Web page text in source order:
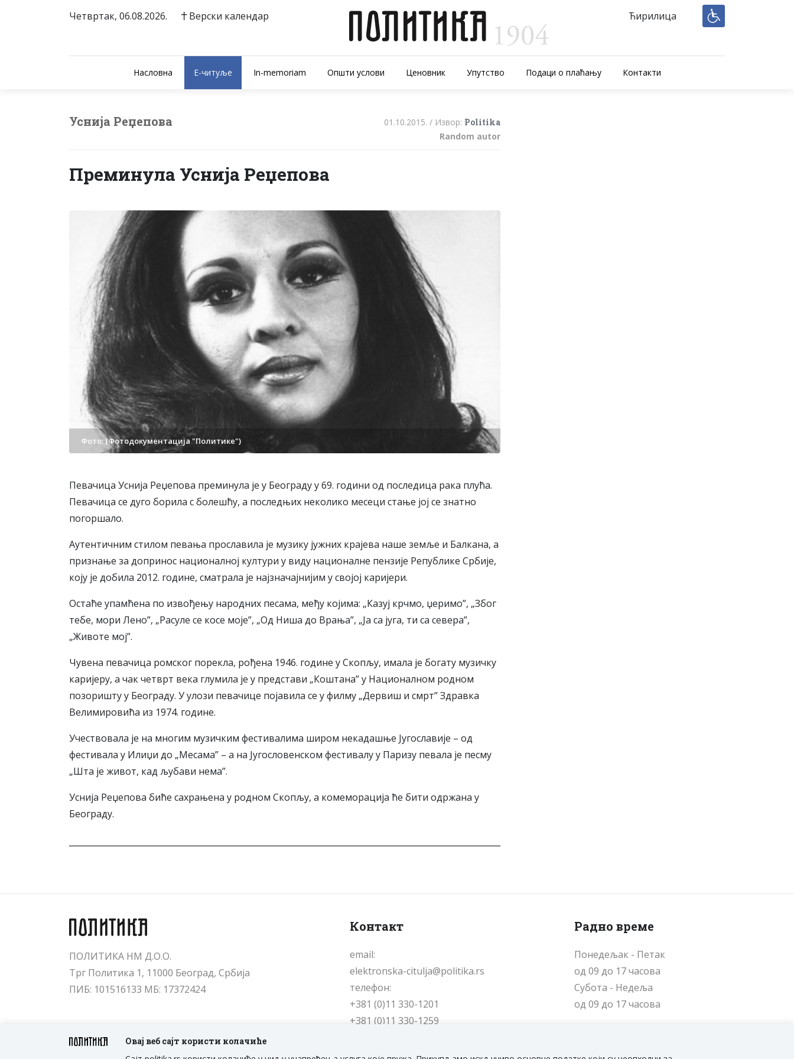
Четвртак, 06.08.2026. Верски календар Ћирилица
Насловна E-читуље In-memoriam Општи услови Ценовник Упутство Подаци о плаћању Контакти
Овај веб сајт користи колачиће
Уснија Реџепова 01.10.2015. / Извор: Politika
Random autor
Преминула Уснија Реџепова
Фото: (Фотодокументација "Политике")
Певачица Уснија Реџепова преминула је у Београду у 69. години од последица рака плућа.
Певачица се дуго борила с болешћу, а последњих неколико месеци стање јој се знатно
погоршало.
Аутентичним стилом певања прославила је музику јужних крајева наше земље и Балкана, а
признање за допринос националној култури у виду националне пензије Републике Србије,
коју је добила 2012. године, сматрала је најзначајнијим у својој каријери.
Остаће упамћена по извођењу народних песама, међу којима: „Казуј крчмо, џеримо”, „Због
тебе, мори Лено”, „Расуле се косе моје”, „Од Ниша до Врања”, „Ја са југа, ти са севера”,
„Животе мој”.
Чувена певачица ромског порекла, рођена 1946. године у Скопљу, имала је богату музичку
каријеру, а чак четврт века глумила је у представи „Коштана” у Националном родном
позоришту у Београду. У улози певачице појавила се у филму „Дервиш и смрт” Здравка
Велимировића из 1974. године.
Учествовала је на многим музичким фестивалима широм некадашње Југославије – од
фестивала у Илиџи до „Месама” – а на Југословенском фестивалу у Паризу певала је песму
„Шта је живот, кад љубави нема”.
Уснија Реџепова биће сахрањена у родном Скопљу, а комеморација ће бити одржана у
Београду.
ПОЛИТИКА НМ Д.О.О.
Трг Политика 1, 11000 Београд, Србија
ПИБ: 101516133 МБ: 17372424
Контакт
email:
elektronska-citulja@politika.rs
телефон:
+381 (0)11 330-1201
+381 (0)11 330-1259
Радно време
Понедељак - Петак
од 09 до 17 часова
Cубота - Недеља
од 09 до 17 часова